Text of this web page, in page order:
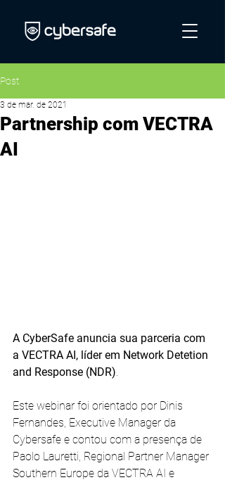
Post
Partnership com VECTRA
AI
3 de mar. de 2021
A CyberSafe anuncia sua parceria com
a VECTRA AI, líder em Network Detetion
and Response (NDR).
Este webinar foi orientado por Dinis
Fernandes, Executive Manager da
Cybersafe e contou com a presença de
Paolo Lauretti, Regional Partner Manager
Southern Europe da VECTRA AI e